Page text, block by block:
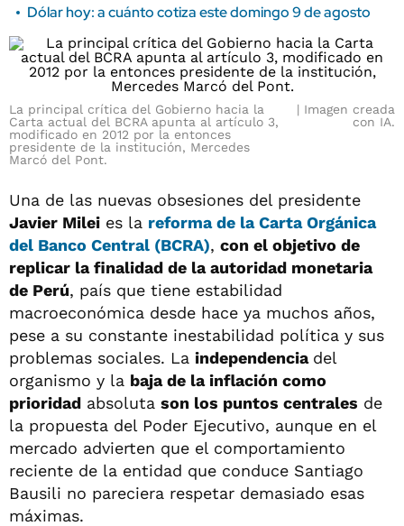
Dólar hoy: a cuánto cotiza este domingo 9 de agosto
La principal crítica del Gobierno hacia la
Carta actual del BCRA apunta al artículo 3,
modificado en 2012 por la entonces
presidente de la institución, Mercedes
Marcó del Pont.
Imagen creada
con IA.
Una de las nuevas obsesiones del presidente
Javier Milei es la reforma de la Carta Orgánica
del Banco Central (BCRA), con el objetivo de
replicar la finalidad de la autoridad monetaria
de Perú, país que tiene estabilidad
macroeconómica desde hace ya muchos años,
pese a su constante inestabilidad política y sus
problemas sociales. La independencia del
organismo y la baja de la inflación como
prioridad absoluta son los puntos centrales de
la propuesta del Poder Ejecutivo, aunque en el
mercado advierten que el comportamiento
reciente de la entidad que conduce Santiago
Bausili no pareciera respetar demasiado esas
máximas.